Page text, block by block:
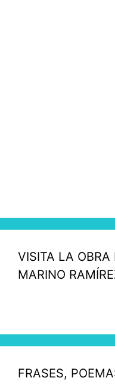
VISITA LA OBRA
MARINO
FRASES,